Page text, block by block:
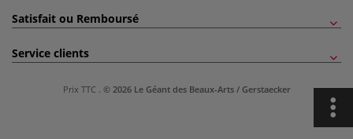
Satisfait ou Remboursé
Service clients
Prix TTC . © 2026 Le Géant des Beaux-Arts / Gerstaecker